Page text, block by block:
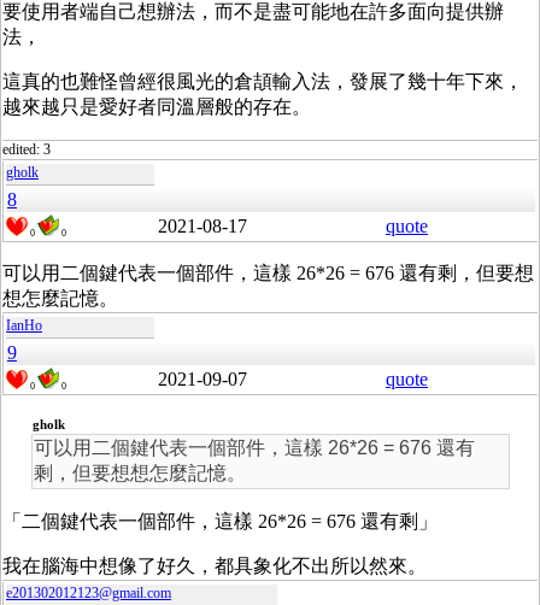
要使用者端自己想辦法，而不是盡可能地在許多面向提供辦
法，
這真的也難怪曾經很風光的倉頡輸入法，發展了幾十年下來，
越來越只是愛好者同溫層般的存在。
edited: 3
gholk
8
0 0 2021-08-17 quote
可以用二個鍵代表一個部件，這樣 26*26 = 676 還有剩，但要想
想怎麼記憶。
IanHo
9
0 0 2021-09-07 quote
gholk
可以用二個鍵代表一個部件，這樣 26*26 = 676 還有
剩，但要想想怎麼記憶。
「二個鍵代表一個部件，這樣 26*26 = 676 還有剩」
我在腦海中想像了好久，都具象化不出所以然來。
e201302012123@gmail.com